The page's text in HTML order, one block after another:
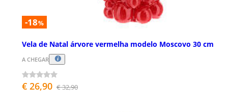
-18%
Vela de Natal árvore vermelha modelo Moscovo 30 cm
A CHEGAR
€ 26,90 € 32,90